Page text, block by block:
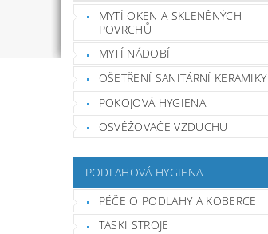
MYTÍ OKEN A SKLENĚNÝCH
POVRCHŮ
MYTÍ NÁDOBÍ
OŠETŘENÍ SANITÁRNÍ KERAMIKY
POKOJOVÁ HYGIENA
OSVĚŽOVAČE VZDUCHU
PODLAHOVÁ HYGIENA
PÉČE O PODLAHY A KOBERCE
TASKI STROJE